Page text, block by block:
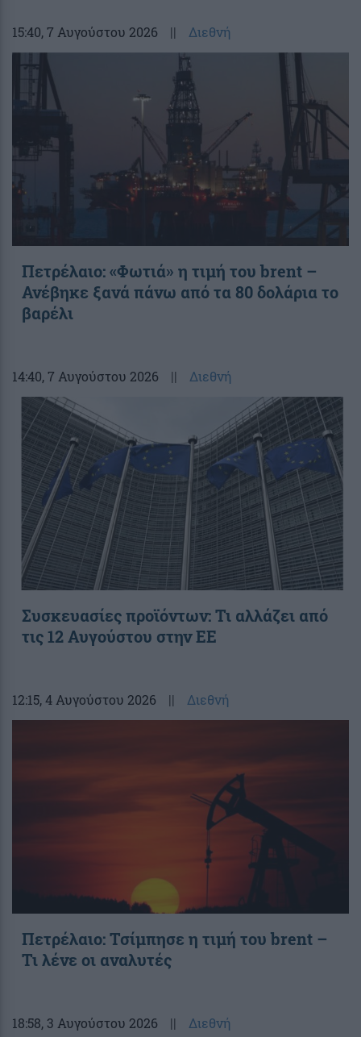
15:40, 7 Αυγούστου 2026 || Διεθνή
Πετρέλαιο: «Φωτιά» η τιμή του brent –
Ανέβηκε ξανά πάνω από τα 80 δολάρια το
βαρέλι
14:40, 7 Αυγούστου 2026 || Διεθνή
Συσκευασίες προϊόντων: Τι αλλάζει από
τις 12 Αυγούστου στην ΕΕ
12:15, 4 Αυγούστου 2026 || Διεθνή
Πετρέλαιο: Τσίμπησε η τιμή του brent –
Τι λένε οι αναλυτές
18:58, 3 Αυγούστου 2026 || Διεθνή